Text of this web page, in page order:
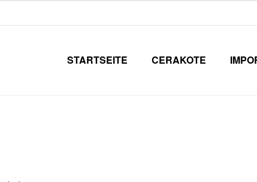
STARTSEITE CERAKOTE